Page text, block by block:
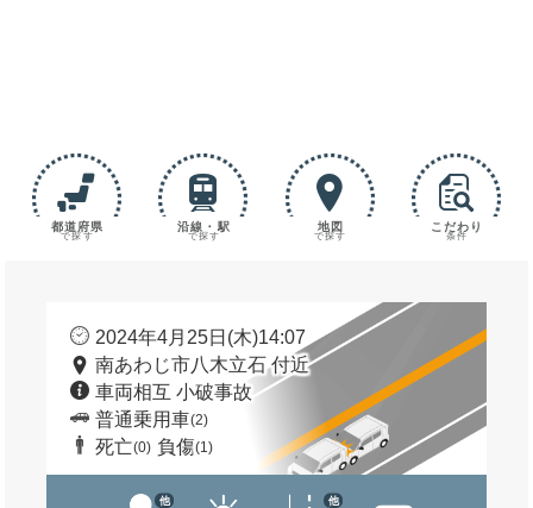
都道府県
で探す
沿線・駅
で探す
地図
で探す
こだわり
条件
2024年4月25日(木)14:07
南あわじ市八木立石 付近
車両相互 小破事故
普通乗用車(2)
死亡(0) 負傷(1)
他 他